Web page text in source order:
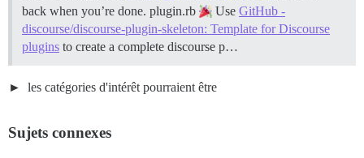
back when you’re done. plugin.rb Use GitHub -
discourse/discourse-plugin-skeleton: Template for Discourse
plugins to create a complete discourse p…
les catégories d'intérêt pourraient être
Sujets connexes